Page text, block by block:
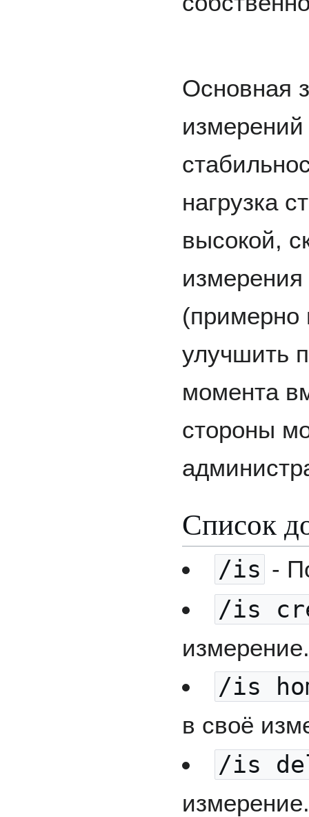
Основная
нагрузка
высокой,
(примерно
улучшить
момента
стороны
Список
/is -
/is
измерение.
/is
в своё
/is
измерение.